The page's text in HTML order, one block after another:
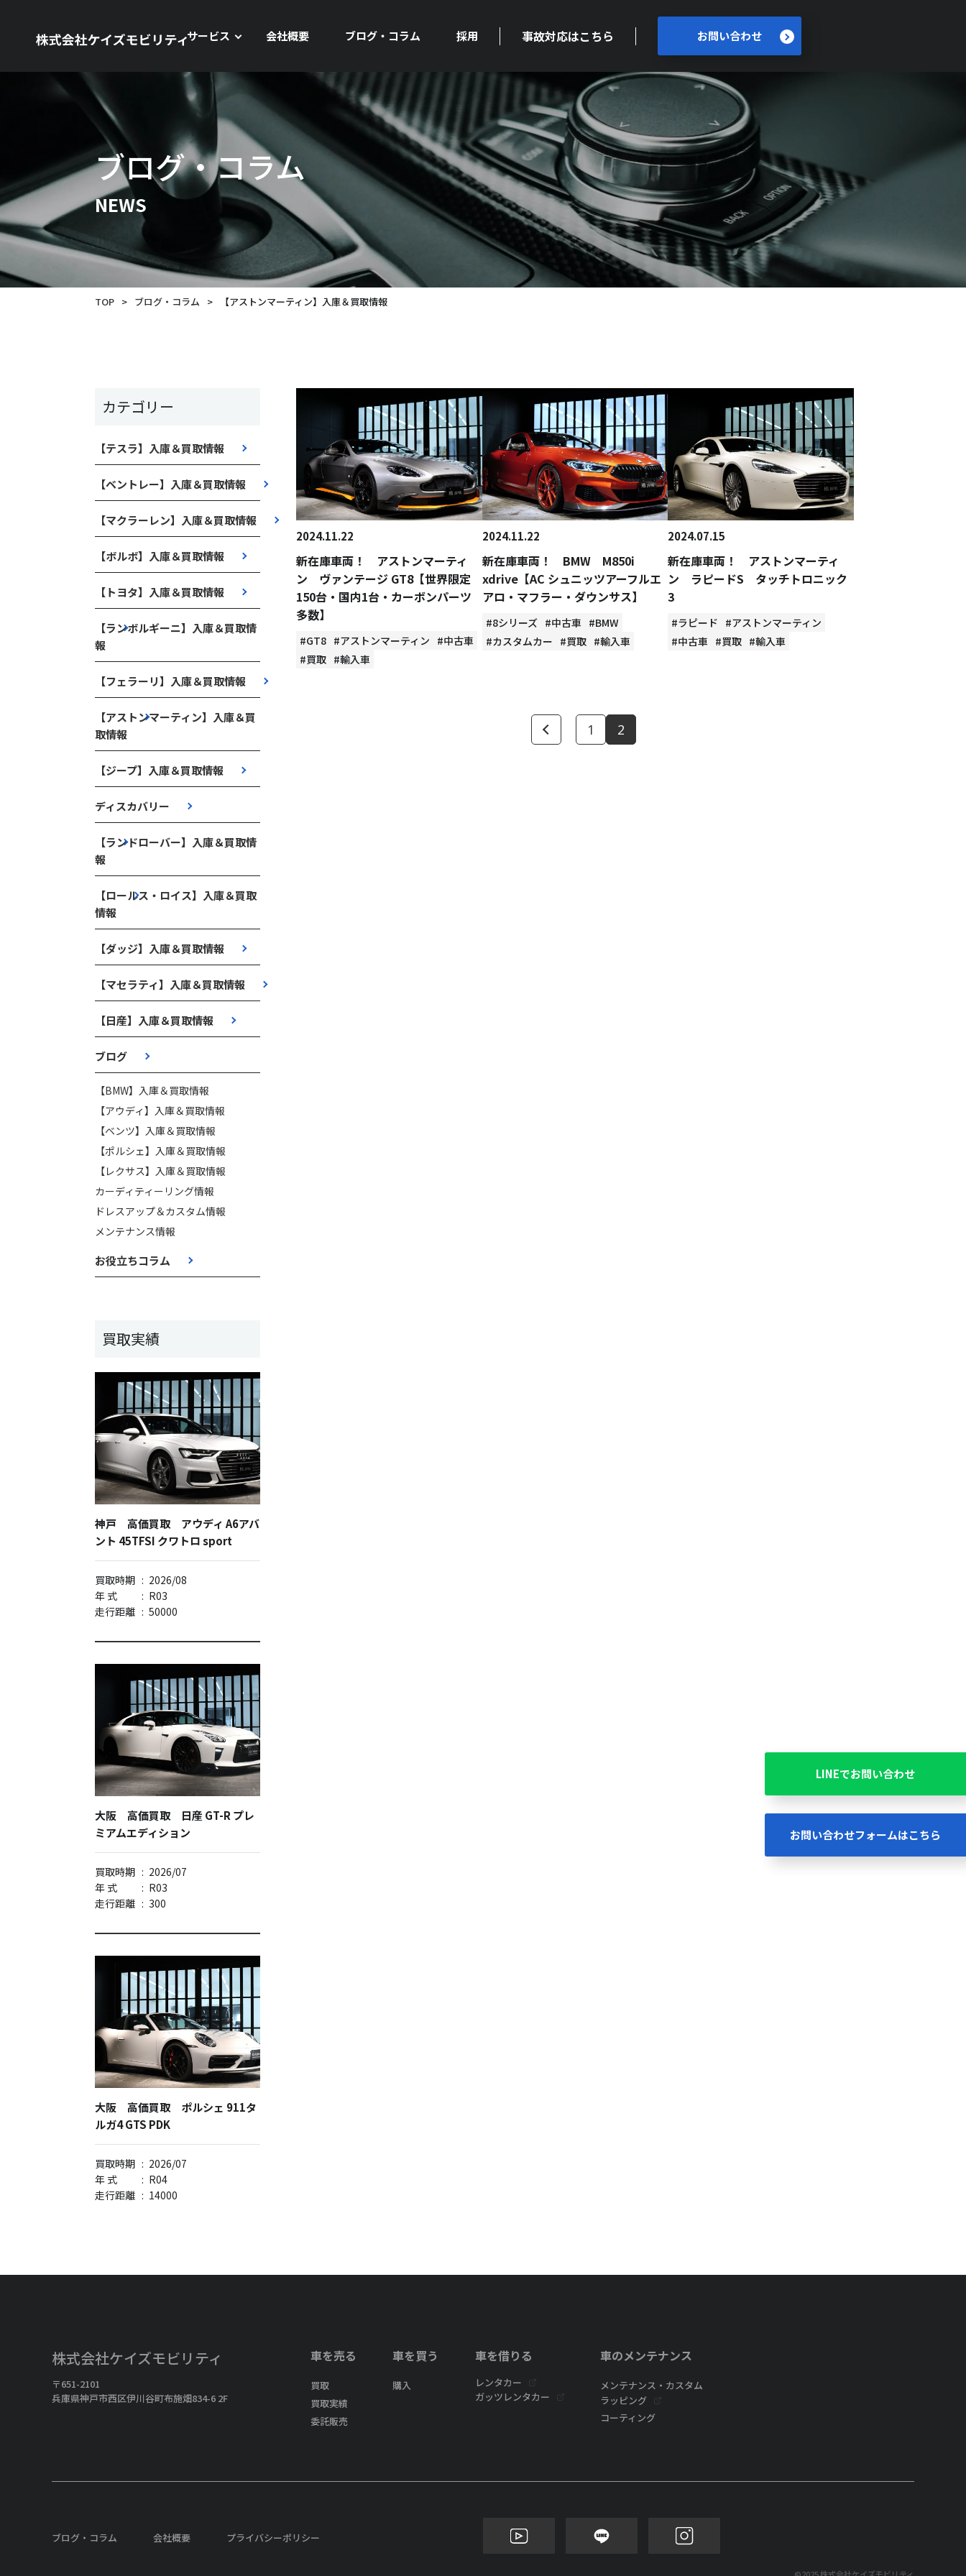
サービス 会社概要 ブログ・コラム 採用 事故対応はこちら お問い合わせ
ブログ・コラム
NEWS
TOP > ブログ・コラム > 【アストンマーティン】入庫＆買取情報
LINEでお問い合わせ
お問い合わせフォームはこちら
カテゴリー
【テスラ】入庫＆買取情報
【ベントレー】入庫＆買取情報
【マクラーレン】入庫＆買取情報
【ボルボ】入庫＆買取情報
【トヨタ】入庫＆買取情報
【ランボルギーニ】入庫＆買取情
報
【フェラーリ】入庫＆買取情報
【アストンマーティン】入庫＆買
取情報
【ジープ】入庫＆買取情報
ディスカバリー
【ランドローバー】入庫＆買取情
報
【ロールス・ロイス】入庫＆買取
情報
【ダッジ】入庫＆買取情報
【マセラティ】入庫＆買取情報
【日産】入庫＆買取情報
ブログ
【BMW】入庫＆買取情報
【アウディ】入庫＆買取情報
【ベンツ】入庫＆買取情報
【ポルシェ】入庫＆買取情報
【レクサス】入庫＆買取情報
カーディティーリング情報
ドレスアップ＆カスタム情報
メンテナンス情報
お役立ちコラム
買取実績
神戸 高価買取 アウディ A6アバ
ント 45TFSI クワトロ sport
買取時期 : 2026/08
年 式
: R03
走行距離 : 50000
大阪 高価買取 日産 GT-R プレ
ミアムエディション
買取時期 : 2026/07
年 式
: R03
走行距離 : 300
大阪 高価買取 ポルシェ 911タ
ルガ4 GTS PDK
買取時期 : 2026/07
年 式
: R04
走行距離 : 14000
2024.11.22
新在庫車両！ アストンマーティ
ン ヴァンテージ GT8【世界限定
150台・国内1台・カーボンパーツ
多数】
#GT8 #アストンマーティン #中古車
#買取 #輸入車
2024.11.22
新在庫車両！ BMW M850i
xdrive【AC シュニッツアーフルエ
アロ・マフラー・ダウンサス】
#8シリーズ #中古車 #BMW
#カスタムカー #買取 #輸入車
2024.07.15
新在庫車両！ アストンマーティ
ン ラピードS タッチトロニック
3
#ラピード #アストンマーティン
#中古車 #買取 #輸入車
1 2
株式会社ケイズモビリティ
〒651-2101
兵庫県神戸市西区伊川谷町布施畑834-6 2F
車を売る
買取
買取実績
委託販売
車を買う
購入
車を借りる
レンタカー
ガッツレンタカー
車のメンテナンス
メンテナンス・カスタム
ラッピング
コーティング
ブログ・コラム 会社概要 プライバシーポリシー